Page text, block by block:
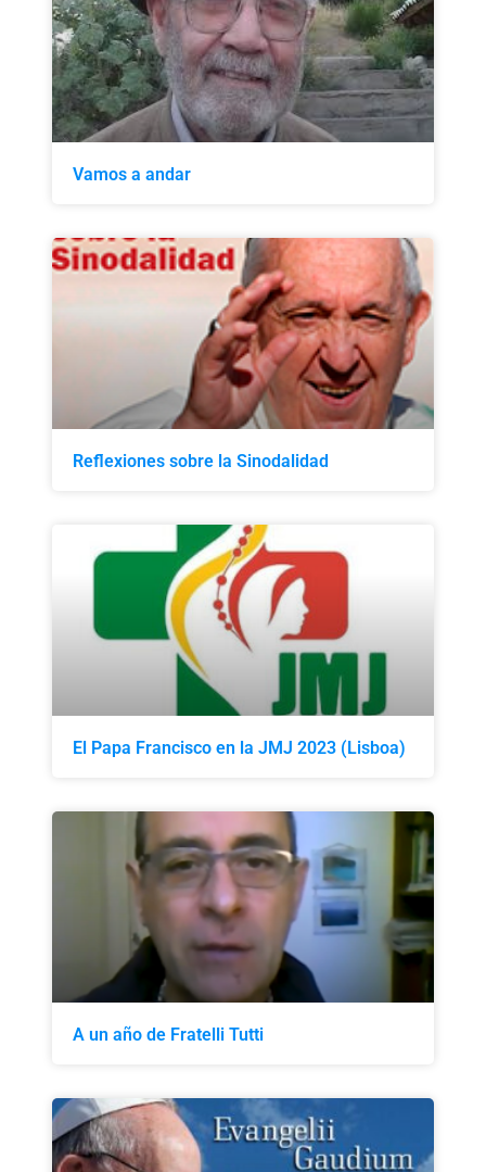
Vamos a andar
Reflexiones sobre la Sinodalidad
El Papa Francisco en la JMJ 2023 (Lisboa)
A un año de Fratelli Tutti